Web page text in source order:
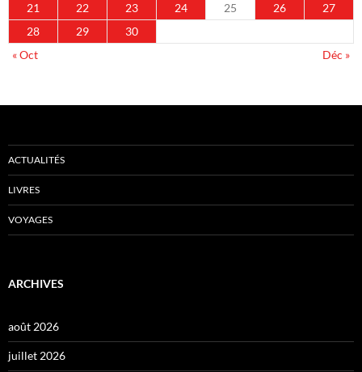
21
22 23 24 25 26
27
28
29
30
« Oct
Déc »
ACTUALITÉS
LIVRES
VOYAGES
ARCHIVES
août 2026
juillet 2026